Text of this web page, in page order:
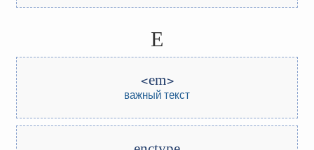
E
em
важный текст